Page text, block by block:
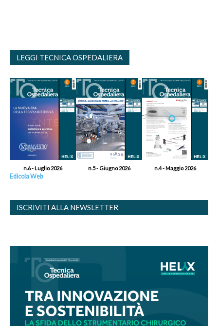
LEGGI TECNICA OSPEDALIERA
n.6 - Luglio 2026 n.5 - Giugno 2026 n.4 - Maggio 2026
Edicola Web
ISCRIVITI ALLA NEWSLETTER